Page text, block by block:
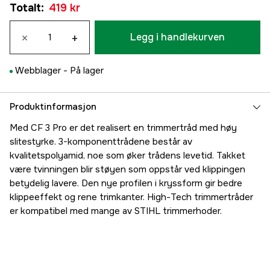
Totalt: 419 kr
× + Legg i handlekurven
Webblager - På lager
Produktinformasjon
Med CF 3 Pro er det realisert en trimmertråd med høy
slitestyrke. 3-komponenttrådene består av
kvalitetspolyamid, noe som øker trådens levetid. Takket
være tvinningen blir støyen som oppstår ved klippingen
betydelig lavere. Den nye profilen i kryssform gir bedre
klippeeffekt og rene trimkanter. High-Tech trimmertråder
er kompatibel med mange av STIHL trimmerhoder.